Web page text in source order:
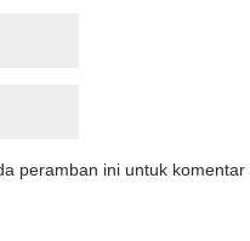
peramban ini untuk komentar